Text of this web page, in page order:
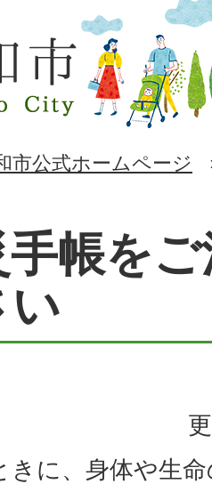
市公式ホームページ
手帳を
い
きに、身体や生